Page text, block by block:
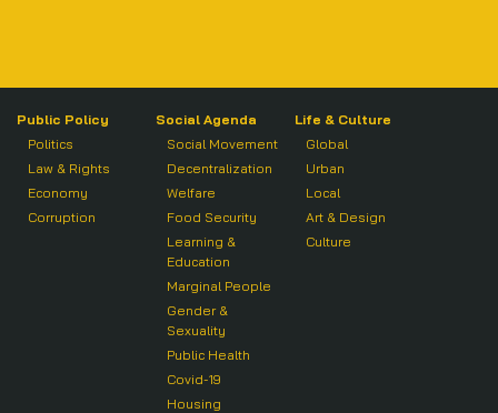
Public Policy
Politics
Law & Rights
Economy
Corruption
Social Agenda
Social Movement
Decentralization
Welfare
Food Security
Learning &
Education
Marginal People
Gender &
Sexuality
Public Health
Covid-19
Housing
Life & Culture
Global
Urban
Local
Art & Design
Culture